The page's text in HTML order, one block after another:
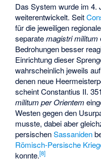
Das System wurde im 4.
weiterentwickelt. Seit
für die jeweiligen
separatemagistri militum
Bedrohungen besser
Einrichtung dieser
wahrscheinlich jeweils
denen neue
scheint Constantius II. 351
militum per Orientem
Westen gegen den
musste, dabei aber
persischenSassaniden
Römisch-Persische
konnte.[8]